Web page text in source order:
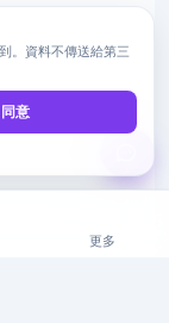
更多
。資料不傳送給第三
意